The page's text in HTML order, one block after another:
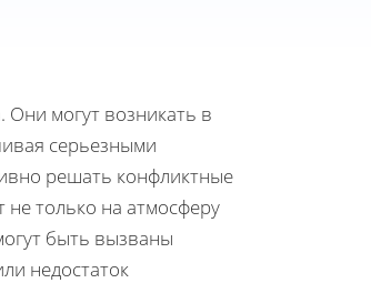
Они могут возникать в
серьезными
решать конфликтные
не только на атмосферу
быть вызваны
недостаток